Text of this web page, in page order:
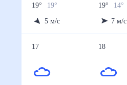
19° 19°
5 м/с
19° 14°
7 м/с
17 18